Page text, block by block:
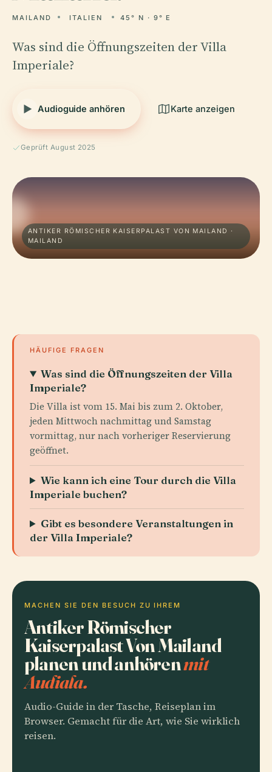
MAILAND ITALIEN 45° N · 9° E
Was sind die Öffnungszeiten der Villa
Imperiale?
Audioguide anhören Karte anzeigen
Geprüft August 2025
ANTIKER RÖMISCHER KAISERPALAST VON MAILAND ·
MAILAND
HÄUFIGE FRAGEN
Was sind die Öffnungszeiten der Villa
Imperiale?
Die Villa ist vom 15. Mai bis zum 2. Oktober,
jeden Mittwoch nachmittag und Samstag
vormittag, nur nach vorheriger Reservierung
geöffnet.
Wie kann ich eine Tour durch die Villa
Imperiale buchen?
Gibt es besondere Veranstaltungen in
der Villa Imperiale?
MACHEN SIE DEN BESUCH ZU IHREM
Antiker Römischer
Kaiserpalast Von Mailand
planen und anhörenmit
Audiala.
Audio-Guide in der Tasche, Reiseplan im
Browser. Gemacht für die Art, wie Sie wirklich
reisen.